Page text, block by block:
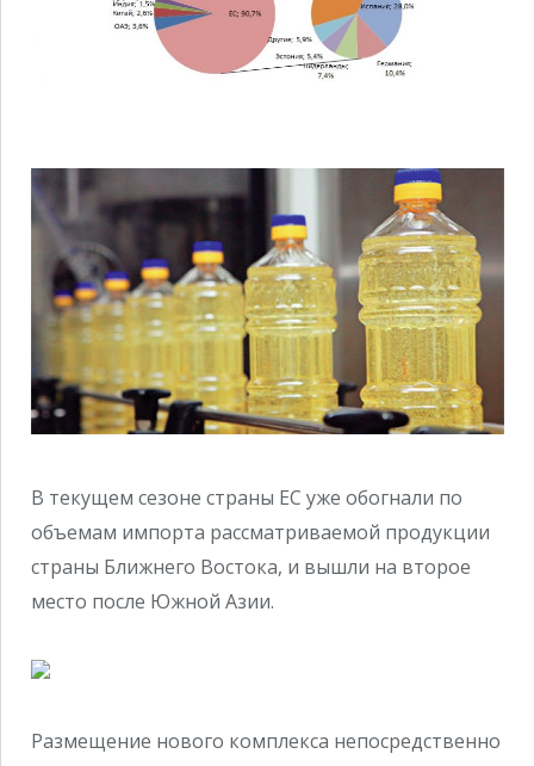
В текущем сезоне страны ЕС уже обогнали по
объемам импорта рассматриваемой продукции
страны Ближнего Востока, и вышли на второе
место после Южной Азии.
Размещение нового комплекса непосредственно